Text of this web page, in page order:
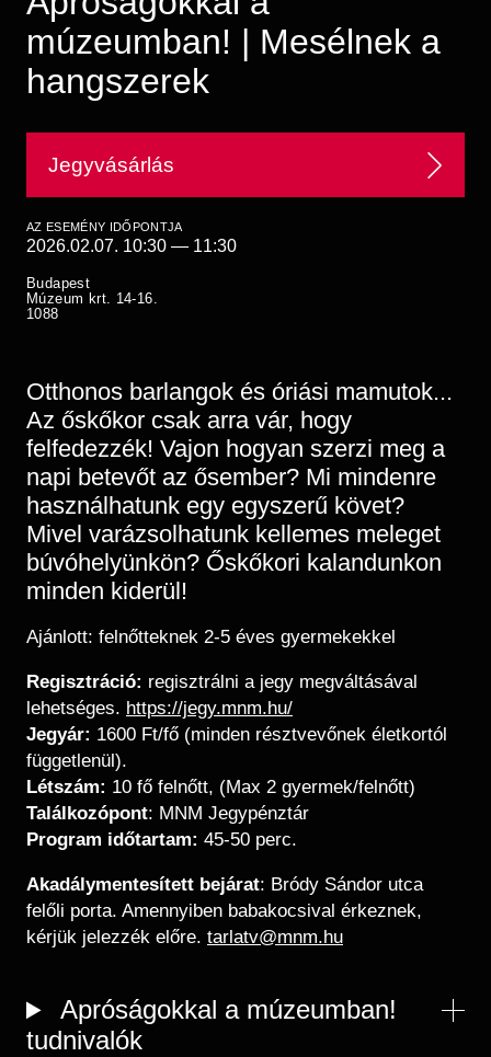
Régészet
Tagintézmények
Felnőttképzés
Közérdekű adatok
Képcsarnok
Történeti Fényképtár
Éremtár
múzeumban! | Mesélnek a
hangszerek
Jegyvásárlás
AZ ESEMÉNY IDŐPONTJA
2026.02.07. 10:30 — 11:30
Budapest
Múzeum krt. 14-16.
1088
Otthonos barlangok és óriási mamutok...
Az őskőkor csak arra vár, hogy
felfedezzék! Vajon hogyan szerzi meg a
napi betevőt az ősember? Mi mindenre
használhatunk egy egyszerű követ?
Mivel varázsolhatunk kellemes meleget
búvóhelyünkön? Őskőkori kalandunkon
minden kiderül!
Ajánlott: felnőtteknek 2-5 éves gyermekekkel
Regisztráció: regisztrálni a jegy megváltásával
lehetséges. https://jegy.mnm.hu/
Jegyár: 1600 Ft/fő (minden résztvevőnek életkortól
függetlenül).
Létszám: 10 fő felnőtt, (Max 2 gyermek/felnőtt)
Találkozópont: MNM Jegypénztár
Program időtartam: 45-50 perc.
Akadálymentesített bejárat: Bródy Sándor utca
felőli porta. Amennyiben babakocsival érkeznek,
kérjük jelezzék előre. tarlatv@mnm.hu
Apróságokkal a múzeumban!
tudnivalók